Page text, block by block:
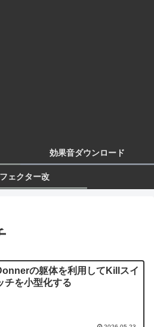
効果音ダウンロード
ェクター改
の躯体を利用してKillスイ
チを小型化する